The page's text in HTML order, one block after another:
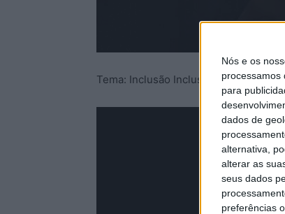
Nós e os
processamos
para
dados de
alternativa,
alterar as
seus dados
preferências
Tema: Inclusão Inclusiva.